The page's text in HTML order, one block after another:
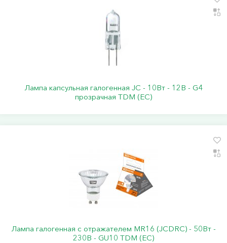
Лампа капсульная галогенная JC - 10Вт - 12В - G4
прозрачная TDM (ЕС)
Лампа галогенная с отражателем MR16 (JCDRC) - 50Вт -
230В - GU10 TDM (ЕС)